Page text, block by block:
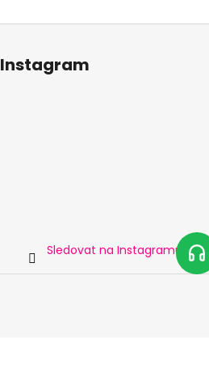
Instagram
Sledovat na Instagramu